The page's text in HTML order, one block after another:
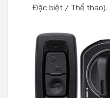
Đặc biệt / Thể thao).